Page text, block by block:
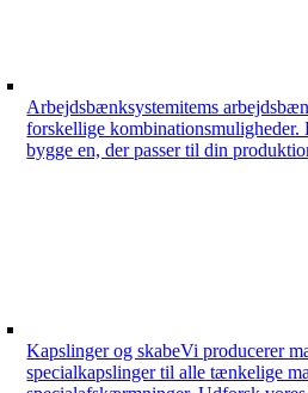
Arbejdsbænksystemitems
forskellige
bygge en, der passer til din
Kapslinger og skabeVi producerer
specialkapslinger til alle tænkelige